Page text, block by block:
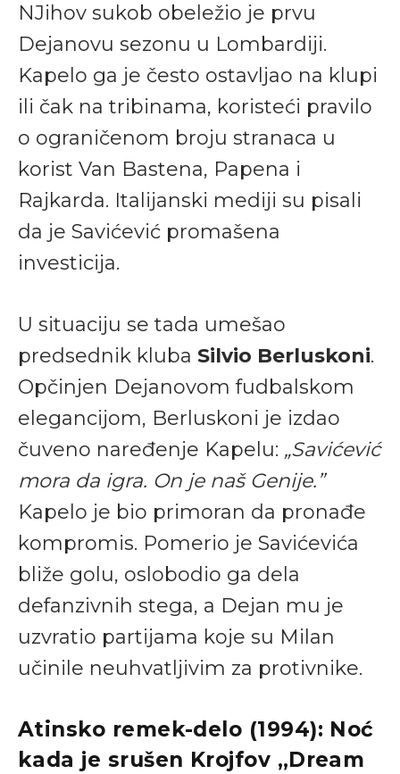
NJihov sukob obeležio je prvu
Dejanovu sezonu u Lombardiji.
Kapelo ga je često ostavljao na klupi
ili čak na tribinama, koristeći pravilo
o ograničenom broju stranaca u
korist Van Bastena, Papena i
Rajkarda. Italijanski mediji su pisali
da je Savićević promašena
investicija.
U situaciju se tada umešao
predsednik kluba Silvio Berluskoni.
Opčinjen Dejanovom fudbalskom
elegancijom, Berluskoni je izdao
čuveno naređenje Kapelu: „Savićević
mora da igra. On je naš Genije.”
Kapelo je bio primoran da pronađe
kompromis. Pomerio je Savićevića
bliže golu, oslobodio ga dela
defanzivnih stega, a Dejan mu je
uzvratio partijama koje su Milan
učinile neuhvatljivim za protivnike.
Atinsko remek-delo (1994): Noć
kada je srušen Krojfov „Dream